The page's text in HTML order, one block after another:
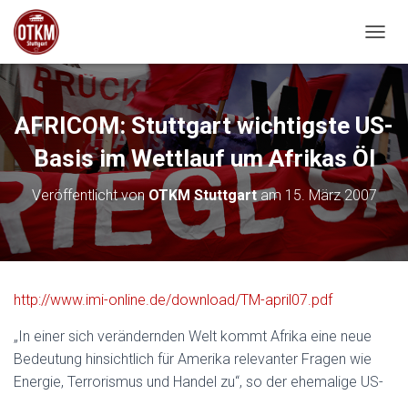
AFRICOM: Stuttgart wichtigste US-
Basis im Wettlauf um Afrikas Öl
Veröffentlicht von OTKM Stuttgartam 15. März 2007
http://www.imi-online.de/download/TM-april07.pdf
„In einer sich verändernden Welt kommt Afrika eine neue
Bedeutung hinsichtlich für Amerika relevanter Fragen wie
Energie, Terrorismus und Handel zu“, so der ehemalige US-